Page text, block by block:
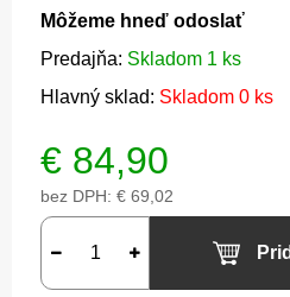
Môžeme hneď odoslať
Predajňa: Skladom 1 ks
Hlavný sklad: Skladom 0 ks
€ 84,90
bez DPH: € 69,02